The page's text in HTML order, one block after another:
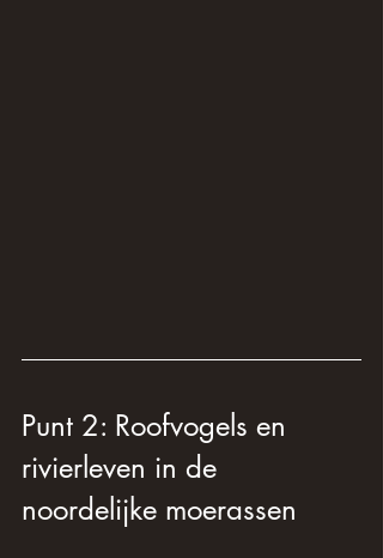
Punt 2: Roofvogels en
rivierleven in de
noordelijke moerassen